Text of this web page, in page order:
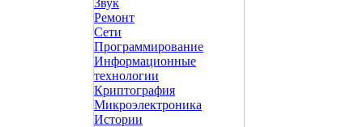
Звук
Ремонт
Сети
Программирование
Информационные
технологии
Криптография
Микроэлектроника
Истории